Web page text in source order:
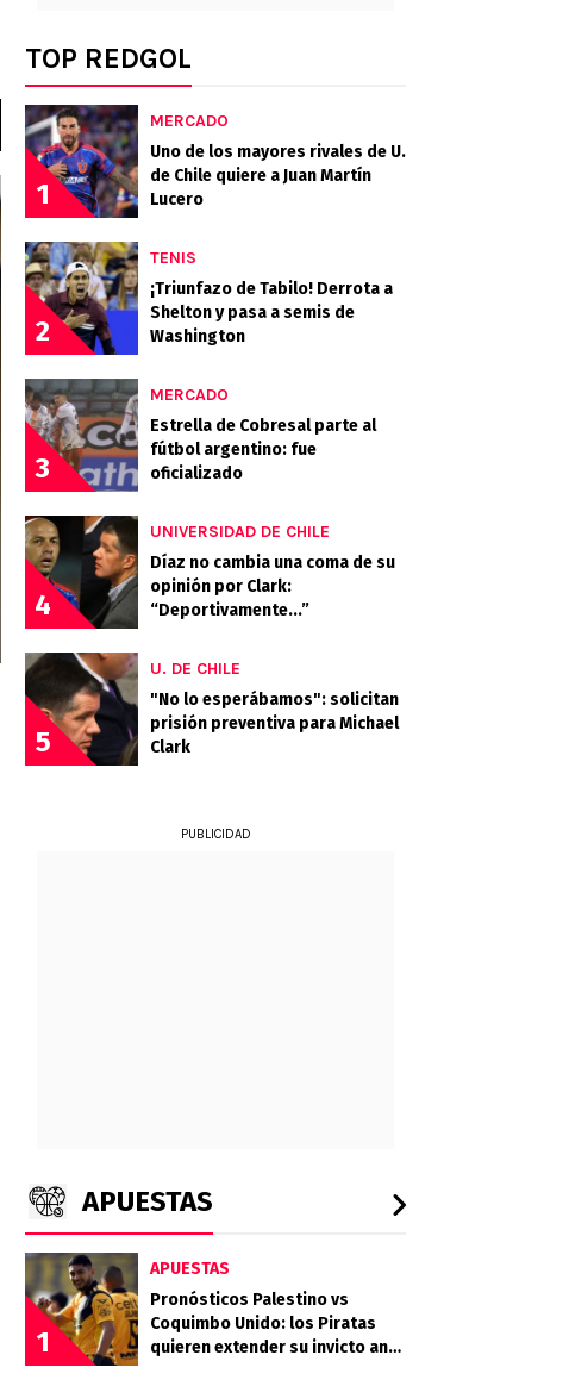
TOP REDGOL
1
MERCADO
Uno de los mayores rivales de U.
de Chile quiere a Juan Martín
Lucero
2
TENIS
¡Triunfazo de Tabilo! Derrota a
Shelton y pasa a semis de
Washington
3
MERCADO
Estrella de Cobresal parte al
fútbol argentino: fue
oficializado
4
UNIVERSIDAD DE CHILE
Díaz no cambia una coma de su
opinión por Clark:
“Deportivamente...”
5
U. DE CHILE
"No lo esperábamos": solicitan
prisión preventiva para Michael
Clark
PUBLICIDAD
APUESTAS
1
APUESTAS
Pronósticos Palestino vs
Coquimbo Unido: los Piratas
quieren extender su invicto ante